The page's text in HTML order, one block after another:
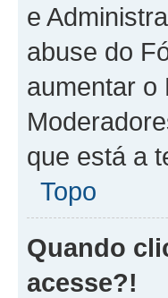
e
abuse do
aumentar o
que está a
Topo
Quando
acesse?!